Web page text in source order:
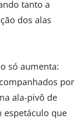
tanto a
dos alas
só aumenta:
por
ala-pivô de
que